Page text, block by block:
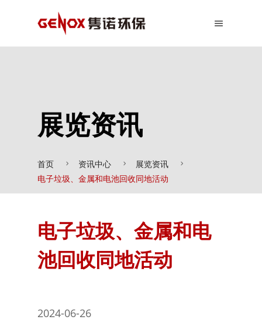
展览资讯
首页 资讯中心
展览资讯
电子垃圾、金属和电池回收同地活动
电子垃圾、金属和电
池回收同地活动
2024-06-26